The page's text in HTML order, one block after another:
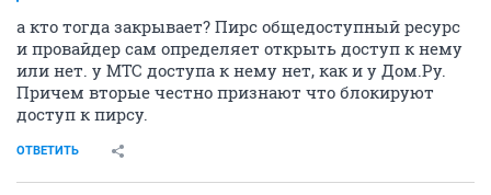
а кто тогда закрывает? Пирс общедоступный ресурс
и провайдер сам определяет открыть доступ к нему
или нет. у МТС доступа к нему нет, как и у Дом.Ру.
Причем вторые честно признают что блокируют
доступ к пирсу.
ОТВЕТИТЬ